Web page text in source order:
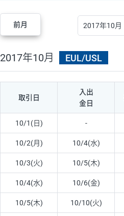
前月
2017年10月 EUL/USL
取引日
入出
金日
10/1(日) -
10/2(月) 10/4(水)
10/3(火) 10/5(木)
10/4(水) 10/6(金)
10/5(木) 10/10(火)